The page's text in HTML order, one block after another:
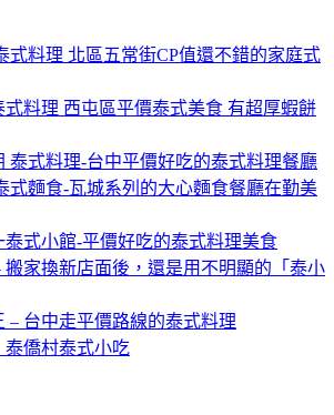
式料理 北區五常街CP值還不錯的家庭式
式料理 西屯區平價泰式美食 有超厚蝦餅
泰式料理-台中平價好吃的泰式料理餐廳
式麵食-瓦城系列的大心麵食餐廳在勤美
泰式小館-平價好吃的泰式料理美食
搬家換新店面後，還是用不明顯的「泰小
– 台中走平價路線的泰式料理
泰僑村泰式小吃